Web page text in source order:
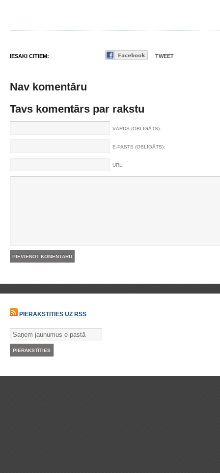
IESAKI CITIEM: TWEET
Nav komentāru
Tavs komentārs par rakstu
VĀRDS (OBLIGĀTS):
E-PASTS (OBLIGĀTS):
URL:
PIERAKSTĪTIES UZ RSS